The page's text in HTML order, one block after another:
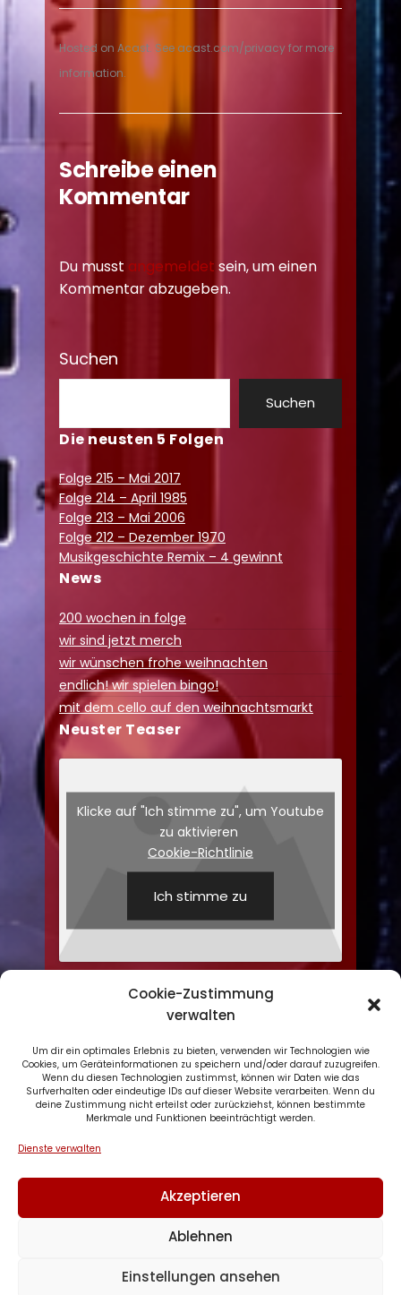
Cookie-Zustimmung
verwalten
Um dir ein optimales Erlebnis zu bieten, verwenden wir Technologien wie
Cookies, um Geräteinformationen zu speichern und/oder darauf zuzugreifen.
Wenn du diesen Technologien zustimmst, können wir Daten wie das
Surfverhalten oder eindeutige IDs auf dieser Website verarbeiten. Wenn du
deine Zustimmung nicht erteilst oder zurückziehst, können bestimmte
Merkmale und Funktionen beeinträchtigt werden.
Dienste verwalten
Akzeptieren
Ablehnen
Einstellungen ansehen
Hosted on Acast. See acast.com/privacyfor more
information.
Schreibe einen
Kommentar
Du musst angemeldet sein, um einen
Kommentar abzugeben.
Suchen
Suchen
Die neusten 5 Folgen
Folge 215 – Mai 2017
Folge 214 – April 1985
Folge 213 – Mai 2006
Folge 212 – Dezember 1970
Musikgeschichte Remix – 4 gewinnt
News
200 wochen in folge
wir sind jetzt merch
wir wünschen frohe weihnachten
endlich! wir spielen bingo!
mit dem cello auf den weihnachtsmarkt
Neuster Teaser
Klicke auf "Ich stimme zu", um Youtube
zu aktivieren
Cookie-Richtlinie
Ich stimme zu
Datenschutzerklärung
Impressum
Copyright © 2026 Podcast Musikgeschichte
#musikpodcast. All Rights Reserved.